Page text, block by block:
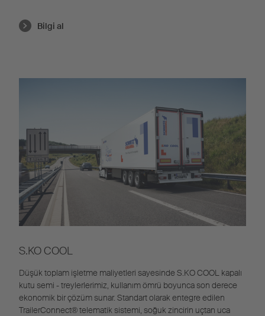
Bilgi al
S.KO COOL
Düşük toplam işletme maliyetleri sayesinde S.KO COOL kapalı
kutu semi - treylerlerimiz, kullanım ömrü boyunca son derece
ekonomik bir çözüm sunar. Standart olarak entegre edilen
TrailerConnect® telematik sistemi, soğuk zincirin uçtan uca